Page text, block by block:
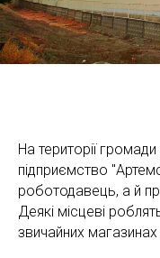
На території
підприємство
роботодавець, а й
Деякі місцеві
звичайних магазинах